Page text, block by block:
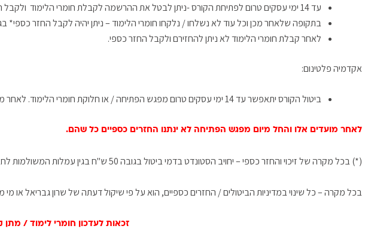
עד 14 ימי עסקים טרום לפתיחת הקורס -ניתן לבטל את ההרשמה לקבלת חומרי הלימוד ולקבל החזר כספי מלא*
בתקופה שלאחר מכן וכל עוד לא נשלחו / נלקחו חומרי הלימוד – ניתן יהיה לקבל החזר כספי* בגובה 50% מהסכום
לאחר קבלת חומרי הלימוד לא ניתן להחזירם ולקבל החזר כספי.
אקדמיה פלטינום:
ביטול הקורס יתאפשר עד 14 ימי עסקים טרום מפגש הפתיחה / או חלוקת חומרי הלימוד. לאחר מועד זה ועד 24 שעות טרום מפגש הפתיחה – יזוכה הסטודנט ב -50% מהסכום*
לאחר מועדים אלו והחל מיום מפגש הפתיחה לא ינתנו החזרים כספיים כל שהם.
(*) בכל מקרה של זיכוי והחזר כספי – יחויב הסטונדט בדמי ביטול בגובה 50 ש"ח בגין עמלות המשולמות לחברות האשראי.
בכל מקרה – כל שינוי במדיניות הביטולים / החזרים כספיים, הוא על פי שיקול דעתה של שרון גבריאל או
זכאות לעדכון חומרי לימוד /